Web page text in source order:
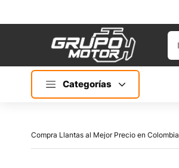
Categorías
Compra Llantas al Mejor Precio en Colombia